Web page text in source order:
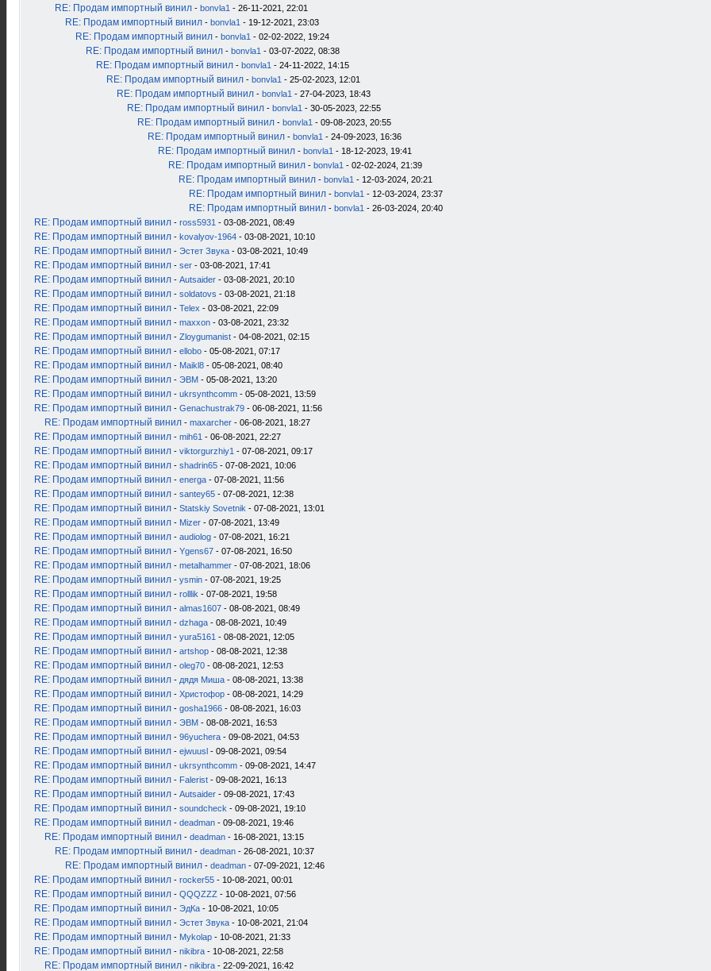
RE: Продам импортный винил - bonvla1 - 26-11-2021, 22:01
RE: Продам импортный винил - bonvla1 - 19-12-2021, 23:03
RE: Продам импортный винил - bonvla1 - 02-02-2022, 19:24
RE: Продам импортный винил - bonvla1 - 03-07-2022, 08:38
RE: Продам импортный винил - bonvla1 - 24-11-2022, 14:15
RE: Продам импортный винил - bonvla1 - 25-02-2023, 12:01
RE: Продам импортный винил - bonvla1 - 27-04-2023, 18:43
RE: Продам импортный винил - bonvla1 - 30-05-2023, 22:55
RE: Продам импортный винил - bonvla1 - 09-08-2023, 20:55
RE: Продам импортный винил - bonvla1 - 24-09-2023, 16:36
RE: Продам импортный винил - bonvla1 - 18-12-2023, 19:41
RE: Продам импортный винил - bonvla1 - 02-02-2024, 21:39
RE: Продам импортный винил - bonvla1 - 12-03-2024, 20:21
RE: Продам импортный винил - bonvla1 - 12-03-2024, 23:37
RE: Продам импортный винил - bonvla1 - 26-03-2024, 20:40
RE: Продам импортный винил - ross5931 - 03-08-2021, 08:49
RE: Продам импортный винил - kovalyov-1964 - 03-08-2021, 10:10
RE: Продам импортный винил - Эстет Звука - 03-08-2021, 10:49
RE: Продам импортный винил - ser - 03-08-2021, 17:41
RE: Продам импортный винил - Autsaider - 03-08-2021, 20:10
RE: Продам импортный винил - soldatovs - 03-08-2021, 21:18
RE: Продам импортный винил - Telex - 03-08-2021, 22:09
RE: Продам импортный винил - maxxon - 03-08-2021, 23:32
RE: Продам импортный винил - Zloygumanist - 04-08-2021, 02:15
RE: Продам импортный винил - ellobo - 05-08-2021, 07:17
RE: Продам импортный винил - Maikl8 - 05-08-2021, 08:40
RE: Продам импортный винил - ЭВМ - 05-08-2021, 13:20
RE: Продам импортный винил - ukrsynthcomm - 05-08-2021, 13:59
RE: Продам импортный винил - Genachustrak79 - 06-08-2021, 11:56
RE: Продам импортный винил - maxarcher - 06-08-2021, 18:27
RE: Продам импортный винил - mih61 - 06-08-2021, 22:27
RE: Продам импортный винил - viktorgurzhiy1 - 07-08-2021, 09:17
RE: Продам импортный винил - shadrin65 - 07-08-2021, 10:06
RE: Продам импортный винил - energa - 07-08-2021, 11:56
RE: Продам импортный винил - santey65 - 07-08-2021, 12:38
RE: Продам импортный винил - Statskiy Sovetnik - 07-08-2021, 13:01
RE: Продам импортный винил - Mizer - 07-08-2021, 13:49
RE: Продам импортный винил - audiolog - 07-08-2021, 16:21
RE: Продам импортный винил - Ygens67 - 07-08-2021, 16:50
RE: Продам импортный винил - metalhammer - 07-08-2021, 18:06
RE: Продам импортный винил - ysmin - 07-08-2021, 19:25
RE: Продам импортный винил - rolllik - 07-08-2021, 19:58
RE: Продам импортный винил - almas1607 - 08-08-2021, 08:49
RE: Продам импортный винил - dzhaga - 08-08-2021, 10:49
RE: Продам импортный винил - yura5161 - 08-08-2021, 12:05
RE: Продам импортный винил - artshop - 08-08-2021, 12:38
RE: Продам импортный винил - oleg70 - 08-08-2021, 12:53
RE: Продам импортный винил - дядя Миша - 08-08-2021, 13:38
RE: Продам импортный винил - Христофор - 08-08-2021, 14:29
RE: Продам импортный винил - gosha1966 - 08-08-2021, 16:03
RE: Продам импортный винил - ЭВМ - 08-08-2021, 16:53
RE: Продам импортный винил - 96yuchera - 09-08-2021, 04:53
RE: Продам импортный винил - ejwuusl - 09-08-2021, 09:54
RE: Продам импортный винил - ukrsynthcomm - 09-08-2021, 14:47
RE: Продам импортный винил - Falerist - 09-08-2021, 16:13
RE: Продам импортный винил - Autsaider - 09-08-2021, 17:43
RE: Продам импортный винил - soundcheck - 09-08-2021, 19:10
RE: Продам импортный винил - deadman - 09-08-2021, 19:46
RE: Продам импортный винил - deadman - 16-08-2021, 13:15
RE: Продам импортный винил - deadman - 26-08-2021, 10:37
RE: Продам импортный винил - deadman - 07-09-2021, 12:46
RE: Продам импортный винил - rocker55 - 10-08-2021, 00:01
RE: Продам импортный винил - QQQZZZ - 10-08-2021, 07:56
RE: Продам импортный винил - ЭдКа - 10-08-2021, 10:05
RE: Продам импортный винил - Эстет Звука - 10-08-2021, 21:04
RE: Продам импортный винил - Mykolap - 10-08-2021, 21:33
RE: Продам импортный винил - nikibra - 10-08-2021, 22:58
RE: Продам импортный винил - nikibra - 22-09-2021, 16:42